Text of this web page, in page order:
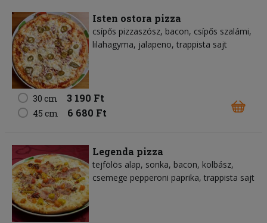
Isten ostora pizza
csípős pizzaszósz, bacon, csípős szalámi,
lilahagyma, jalapeno, trappista sajt
30 cm 3 190 Ft
45 cm 6 680 Ft
Legenda pizza
tejfölös alap, sonka, bacon, kolbász,
csemege pepperoni paprika, trappista sajt